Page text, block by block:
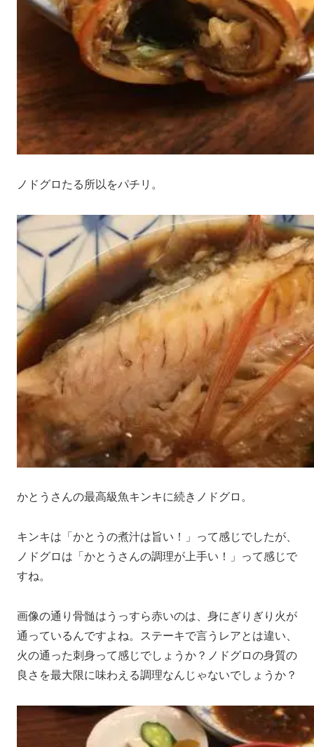
ノドグロたる所以をパチリ。
かとうさんの最高級魚キンキに続きノドグロ。
キンキは「かとうの煮汁は旨い！」って感じでしたが、
ノドグロは「かとうさんの調理が上手い！」って感じで
すね。
画像の通り骨髄はうっすら赤いのは、身にぎりぎり火が
通っているんですよね。ステーキで言うレアとは違い、
火の通った刺身って感じでしょうか？ノドグロの身質の
良さを最大限に味わえる調理なんじゃないでしょうか？